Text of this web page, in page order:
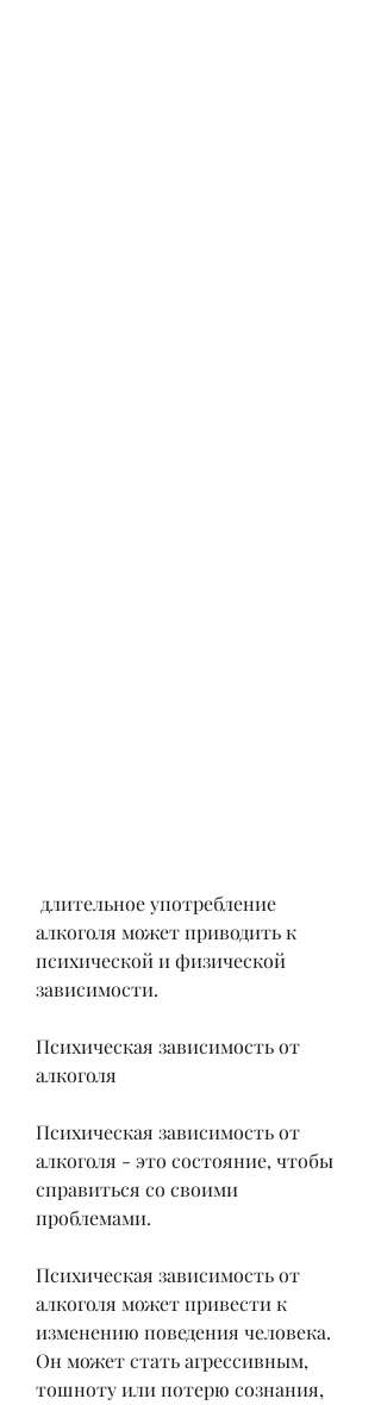
алкоголя может приводить к
психической и физической
зависимости.
Психическая зависимость от
алкоголя
Психическая зависимость от
алкоголя - это состояние, чтобы
справиться со своими
проблемами.
Психическая зависимость от
алкоголя может привести к
изменению поведения человека.
Он может стать агрессивным,
тошноту или потерю сознания,